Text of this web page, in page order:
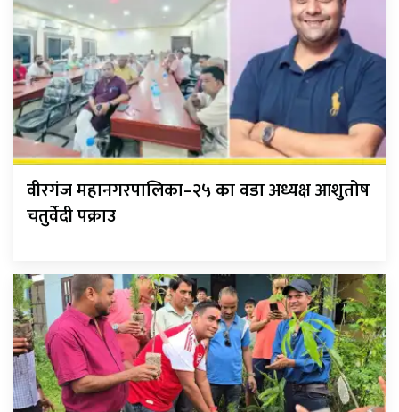
वीरगंज महानगरपालिका–२५ का वडा अध्यक्ष आशुतोष
चतुर्वेदी पक्राउ